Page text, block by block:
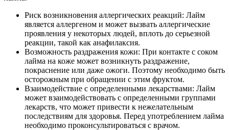
Риск возникновения аллергических реакций: Лайм
является аллергеном и может вызвать аллергические
проявления у некоторых людей, вплоть до серьезной
реакции, такой как анафилаксия.
Возможность раздражения кожи: При контакте с соком
лайма на коже может возникнуть раздражение,
покраснение или даже ожоги. Поэтому необходимо быть
осторожным при обращении с этим фруктом.
Взаимодействие с определенными лекарствами: Лайм
может взаимодействовать с определенными группами
лекарств, что может привести к нежелательным
последствиям для здоровья. Перед употреблением лайма
необходимо проконсультироваться с врачом.